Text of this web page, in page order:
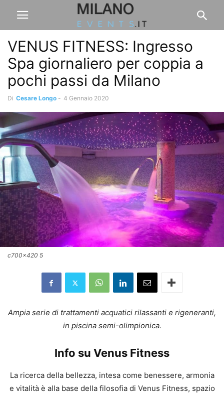
VENUS FITNESS: Ingresso
Spa giornaliero per coppia a
pochi passi da Milano
Di Cesare Longo - 4 Gennaio 2020
c700x420 5
Ampia serie di trattamenti acquatici rilassanti e rigeneranti,
in piscina semi-olimpionica.
Info su Venus Fitness
La ricerca della bellezza, intesa come benessere, armonia
e vitalità è alla base della filosofia di Venus Fitness, spazio